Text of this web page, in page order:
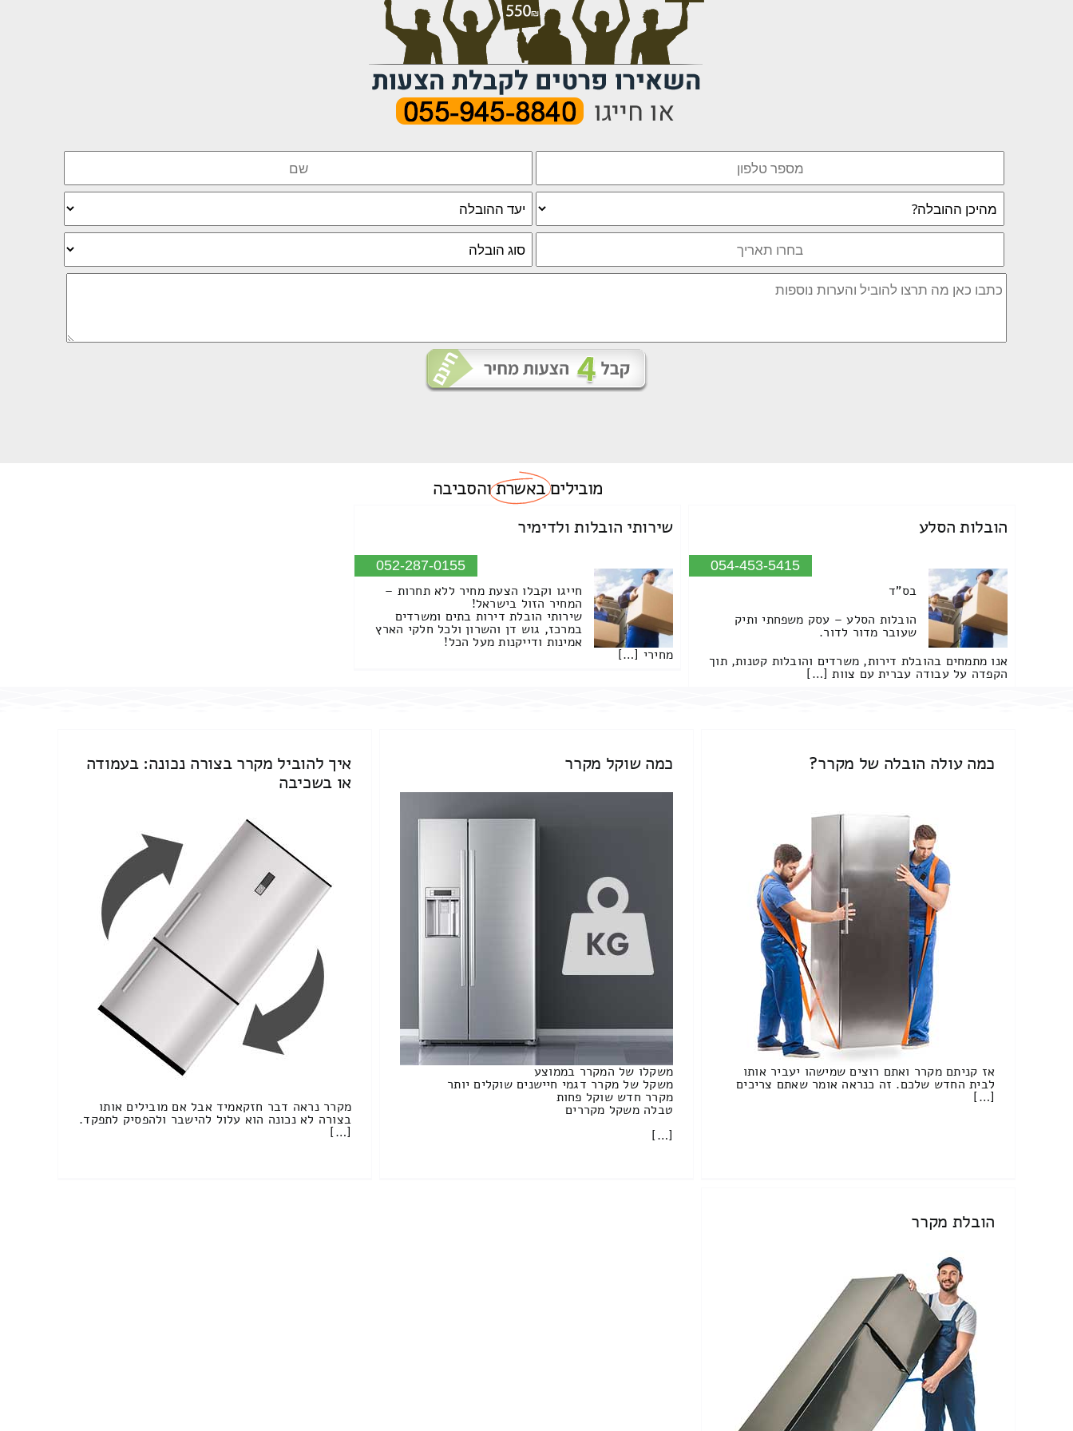
מוביליםבאשרתוהסביבה
הובלות הסלע
054-453-5415
בס"ד
הובלות הסלע – עסק משפחתי ותיק
שעובר מדור לדור.
אנו מתמחים בהובלת דירות, משרדים והובלות קטנות, תוך
הקפדה על עבודה עברית עם צוות […]
שירותי הובלות ולדימיר
052-287-0155
חייגו וקבלו הצעת מחיר ללא תחרות –
המחיר הזול בישראל!
שירותי הובלת דירות בתים ומשרדים
במרכז, גוש דן והשרון ולכל חלקי הארץ
אמינות ודייקנות מעל הכל!
מחירי […]
כמה עולה הובלה של מקרר?
אז קניתם מקרר ואתם רוצים שמישהו יעביר אותו
לבית החדש שלכם. זה כנראה אומר שאתם צריכים
[…]
כמה שוקל מקרר
משקלו של המקרר בממוצע
משקל של מקרר דגמי חיישנים שוקלים יותר
מקרר חדש שוקל פחות
טבלה משקל מקררים
[…]
איך להוביל מקרר בצורה נכונה: בעמודה
או בשכיבה
מקרר נראה דבר חזקאמיד אבל אם מובילים אותו
בצורה לא נכונה הוא עלול להישבר ולהפסיק לתפקד.
[…]
הובלת מקרר